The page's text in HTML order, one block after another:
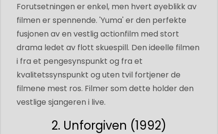
Forutsetningen er enkel, men hvert øyeblikk av
filmen er spennende. 'Yuma' er den perfekte
fusjonen av en vestlig actionfilm med stort
drama ledet av flott skuespill. Den ideelle filmen
i fra et pengesynspunkt og fra et
kvalitetssynspunkt og uten tvil fortjener de
filmene mest ros. Filmer som dette holder den
vestlige sjangeren i live.
2. Unforgiven (1992)